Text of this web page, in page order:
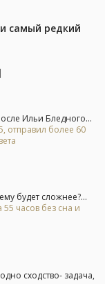
самый редкий
Ильи Бледного...
отправил более 60
будет сложнее?...
часов без сна и
сходство- задача,